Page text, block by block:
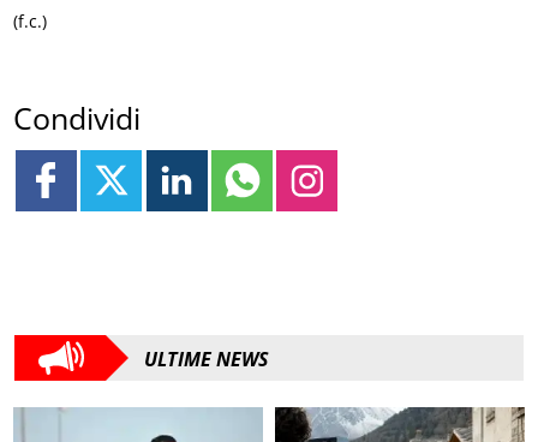
(f.c.)
Condividi
ULTIME NEWS